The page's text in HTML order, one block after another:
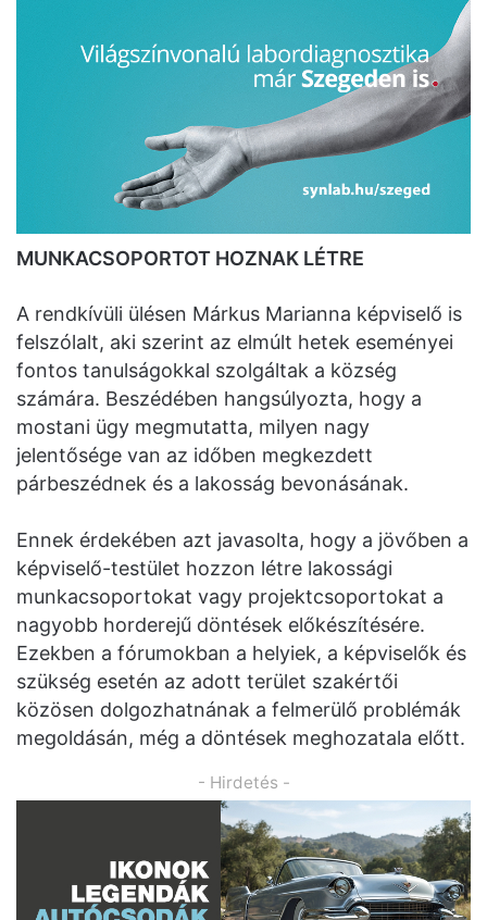
MUNKACSOPORTOT HOZNAK LÉTRE
A rendkívüli ülésen Márkus Marianna képviselő is
felszólalt, aki szerint az elmúlt hetek eseményei
fontos tanulságokkal szolgáltak a község
számára. Beszédében hangsúlyozta, hogy a
mostani ügy megmutatta, milyen nagy
jelentősége van az időben megkezdett
párbeszédnek és a lakosság bevonásának.
Ennek érdekében azt javasolta, hogy a jövőben a
képviselő-testület hozzon létre lakossági
munkacsoportokat vagy projektcsoportokat a
nagyobb horderejű döntések előkészítésére.
Ezekben a fórumokban a helyiek, a képviselők és
szükség esetén az adott terület szakértői
közösen dolgozhatnának a felmerülő problémák
megoldásán, még a döntések meghozatala előtt.
- Hirdetés -